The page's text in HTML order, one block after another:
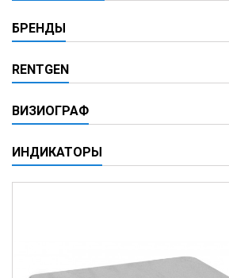
БРЕНДЫ
RENTGEN
ВИЗИОГРАФ
ИНДИКАТОРЫ